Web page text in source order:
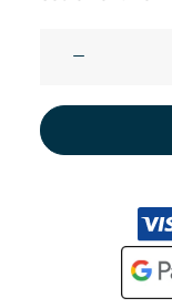
chauffant
pour